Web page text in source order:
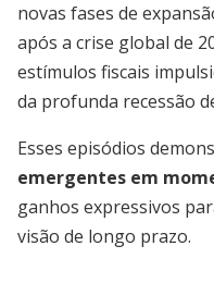
novas fases de
após a crise global de
estímulos fiscais
da profunda recessão
Esses episódios
emergentes em
ganhos expressivos
visão de longo prazo.